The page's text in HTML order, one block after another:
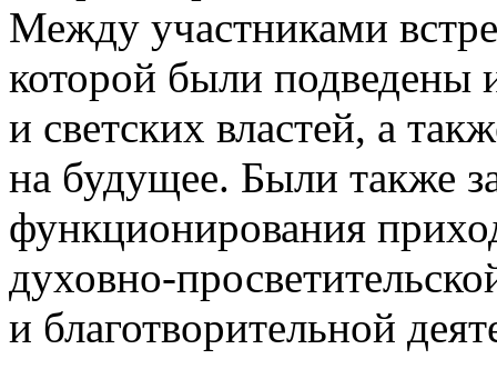
Между участниками
которой были подведены
и светских властей, а
на будущее. Были также
функционирования
духовно-
и благотворительной